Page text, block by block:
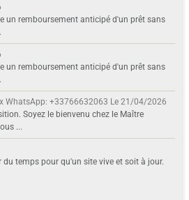
un remboursement anticipé d'un prêt sans
un remboursement anticipé d'un prêt sans
WhatsApp: +33766632063 Le 21/04/2026
Soyez le bienvenu chez le Maître
...
du temps pour qu'un site vive et soit à jour.